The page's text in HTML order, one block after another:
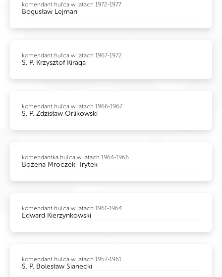
komendant hufca w latach 1972-1977
Bogusław Lejman
komendant hufca w latach 1967-1972
Ś. P. Krzysztof Kiraga
komendant hufca w latach 1966-1967
Ś. P. Zdzisław Orlikowski
komendantka hufca w latach 1964-1966
Bożena Mroczek-Trytek
komendant hufca w latach 1961-1964
Edward Kierzynkowski
komendant hufca w latach 1957-1961
Ś. P. Bolesław Sianecki